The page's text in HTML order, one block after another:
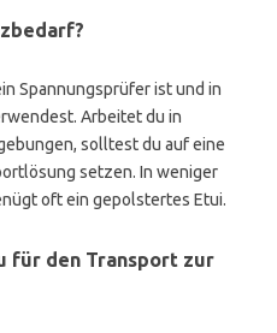
Spannungsprüfer ist und in
Arbeitet du in
solltest du auf eine
setzen. In weniger
oft ein gepolstertes Etui.
für den Transport zur